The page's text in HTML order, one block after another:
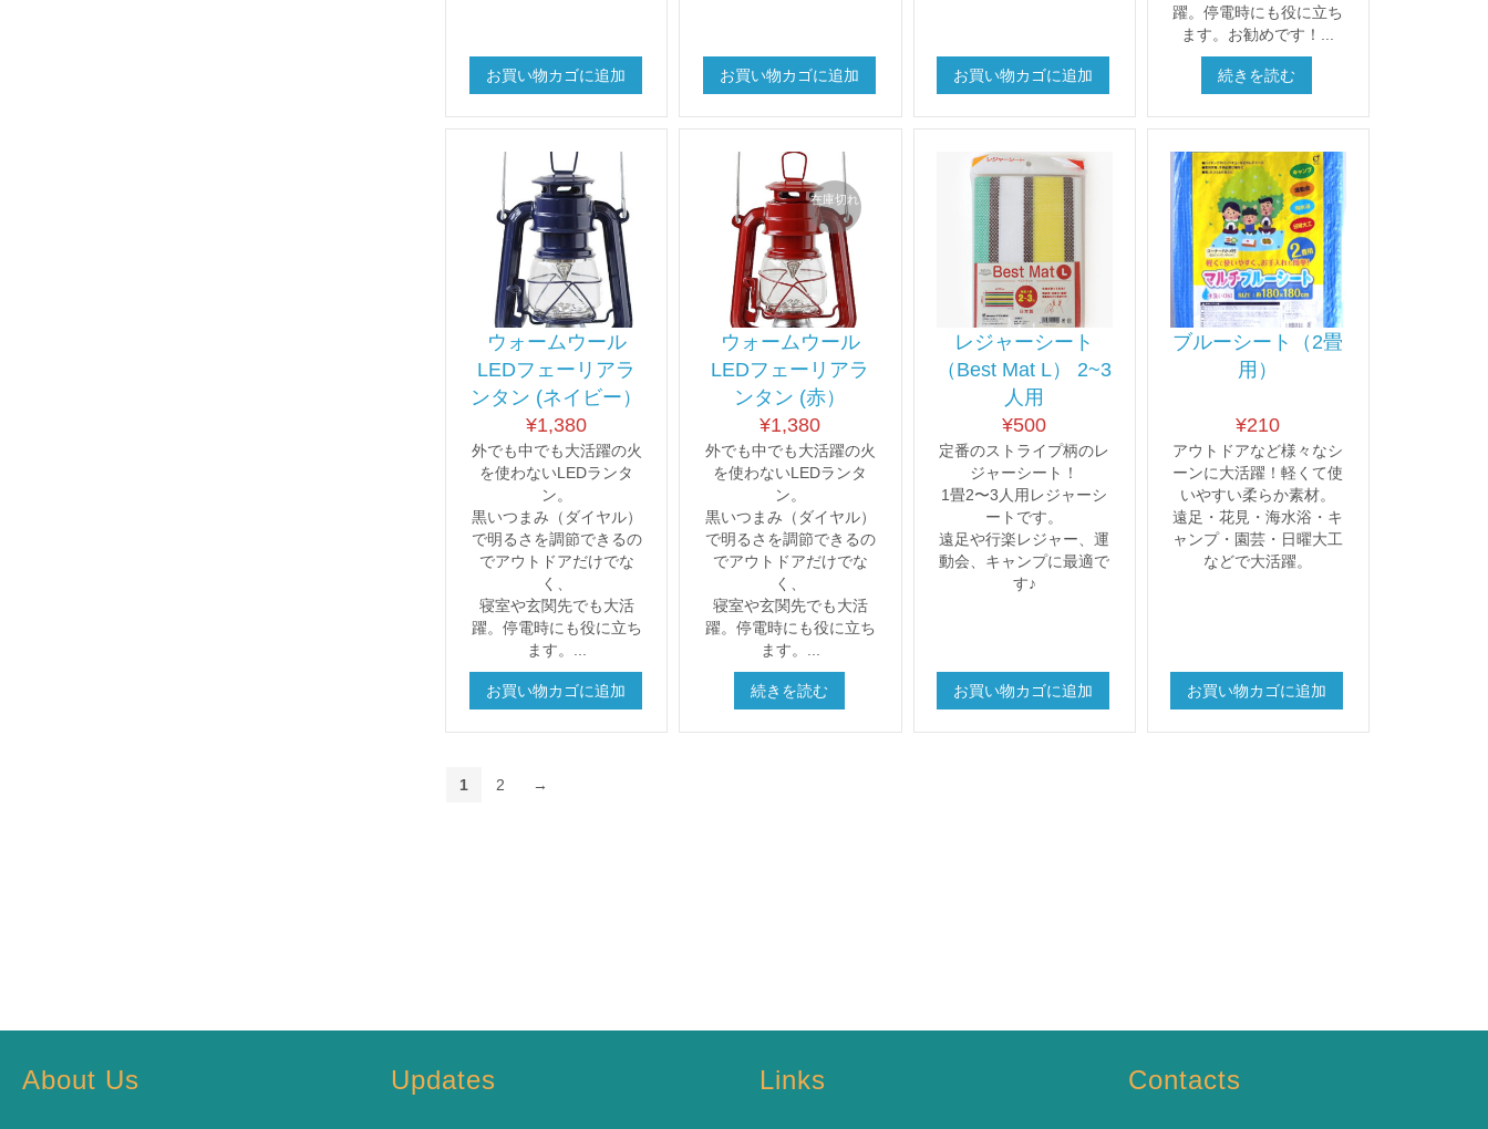
お買い物カゴに追加 お買い物カゴに追加 お買い物カゴに追加
躍。停電時にも役に立ち
ます。お勧めです！...
続きを読む
ウォームウール
LEDフェーリアラ
ンタン (ネイビー）
¥1,380
外でも中でも大活躍の火
を使わないLEDランタ
ン。
黒いつまみ（ダイヤル）
で明るさを調節できるの
でアウトドアだけでな
く、
寝室や玄関先でも大活
躍。停電時にも役に立ち
ます。...
お買い物カゴに追加
ウォームウール
LEDフェーリアラ
ンタン (赤）
¥1,380
外でも中でも大活躍の火
を使わないLEDランタ
ン。
黒いつまみ（ダイヤル）
で明るさを調節できるの
でアウトドアだけでな
く、
寝室や玄関先でも大活
躍。停電時にも役に立ち
ます。...
続きを読む
在庫切れ
レジャーシート
（Best Mat L） 2~3
人用
¥500
定番のストライプ柄のレ
ジャーシート！
1畳2〜3人用レジャーシ
ートです。
遠足や行楽レジャー、運
動会、キャンプに最適で
す♪
お買い物カゴに追加
ブルーシート（2畳
用）
¥210
アウトドアなど様々なシ
ーンに大活躍！軽くて使
いやすい柔らか素材。
遠足・花見・海水浴・キ
ャンプ・園芸・日曜大工
などで大活躍。
お買い物カゴに追加
1 2 →
About Us Updates Links Contacts